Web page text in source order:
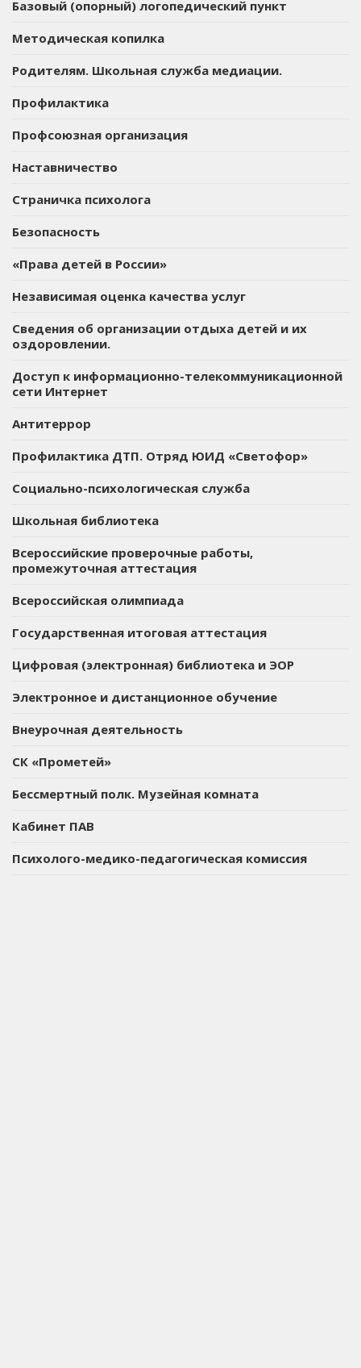
Базовый (опорный) логопедический пункт
Методическая копилка
Родителям. Школьная служба медиации.
Профилактика
Профсоюзная организация
Наставничество
Страничка психолога
Безопасность
«Права детей в России»
Независимая оценка качества услуг
Сведения об организации отдыха детей и их
оздоровлении.
Доступ к информационно-телекоммуникационной
сети Интернет
Антитеррор
Профилактика ДТП. Отряд ЮИД «Светофор»
Социально-психологическая служба
Школьная библиотека
Всероссийские проверочные работы,
промежуточная аттестация
Всероссийская олимпиада
Государственная итоговая аттестация
Цифровая (электронная) библиотека и ЭОР
Электронное и дистанционное обучение
Внеурочная деятельность
СК «Прометей»
Бессмертный полк. Музейная комната
Кабинет ПАВ
Психолого-медико-педагогическая комиссия